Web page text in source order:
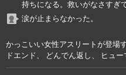
持ちになる。救いがなさすぎ
涙が止まらなかった。
かっこいい女性アスリートが登場
ドエンド、 どんでん返し、 ヒュ